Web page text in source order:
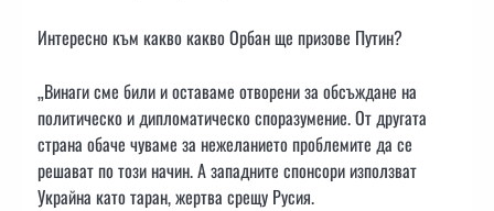
Интересно към какво какво Орбан ще призове Путин?
„Винаги сме били и оставаме отворени за обсъждане на
политическо и дипломатическо споразумение. От другата
страна обаче чуваме за нежеланието проблемите да се
решават по този начин. А западните спонсори използват
Украйна като таран, жертва срещу Русия.